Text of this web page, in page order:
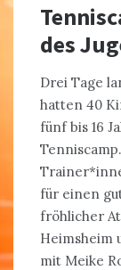
des
Drei Tage
hatten 40
fünf bis 16
für einen
fröhlicher
Heimsheim
mit Meike